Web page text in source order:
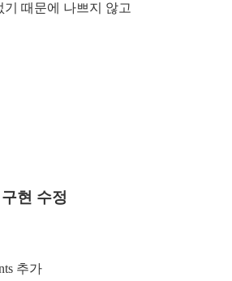
때문에 나쁘지 않고
현 수정
추가